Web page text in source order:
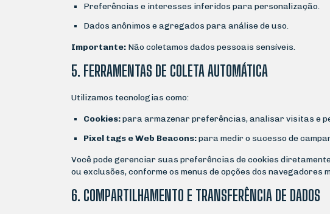
Preferências e interesses inferidos para personalização.
Dados anônimos e agregados para análise de uso.
Importante: Não coletamos dados pessoais sensíveis.
5. FERRAMENTAS DE COLETA AUTOMÁTICA
Utilizamos tecnologias como:
Cookies:para armazenar preferências, analisar visitas e
Pixel tags e Web Beacons:para medir o sucesso de
Você pode gerenciar suas preferências de cookies
ou exclusões, conforme os menus de opções dos navegadores
6. COMPARTILHAMENTO E TRANSFERÊNCIA DE DADOS